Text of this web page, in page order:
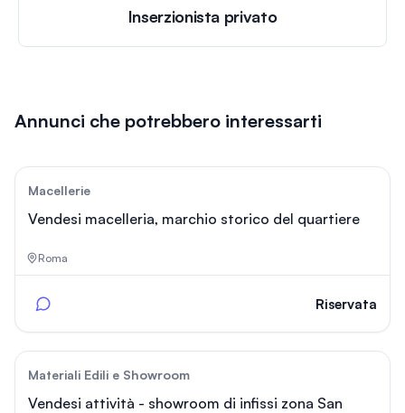
Inserzionista privato
Annunci che potrebbero interessarti
Macellerie
Vendesi macelleria, marchio storico del quartiere
Roma
Riservata
Materiali Edili e Showroom
Vendesi attività - showroom di infissi zona San